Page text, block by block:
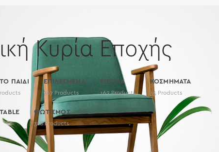
Κυρία Εποχής
ΤΟ ΠΑΙΔΙ ΕΠΙΛΕΓΜΕΝΑ
367 Products
ΕΠΙΠΛΑ
162 Products
ΚΟΣΜΗΜΑΤΑ
35 Products
ΦΩΤΙΣΜΟΣ
318 Products